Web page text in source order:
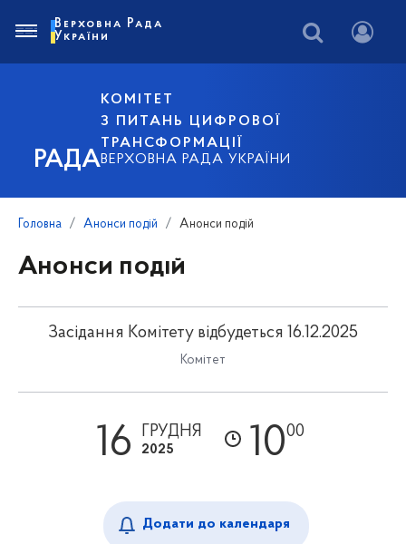
РАДА
КОМІТЕТ
З ПИТАНЬ ЦИФРОВОЇ
ТРАНСФОРМАЦІЇ
ВЕРХОВНА РАДА УКРАЇНИ
Верховна Рада
України
Головна Анонси подій Анонси подій
Анонси подій
Засідання Комітету відбудеться 16.12.2025
Комітет
16 ГРУДНЯ
2025 1000
Додати до календаря